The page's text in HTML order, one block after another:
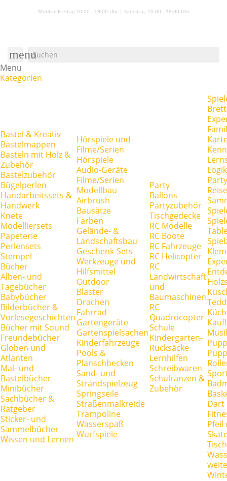
Montag-Freitag 10:00 - 19:00 Uhr | Samstag: 10:00 - 18:00 Uhr
menu
Menu
Kategorien
Bastel & Kreativ
Bastelmappen
Basteln mit Holz &
Zubehör
Bastelzubehör
Bügelperlen
Handarbeitssets &
Handwerk
Knete
Modelliersets
Papeterie
Perlensets
Stempel
Bücher
Alben- und
Tagebücher
Babybücher
Bilderbücher &
Vorlesegeschichten
Bücher mit Sound
Freundebücher
Globen und
Atlanten
Mal- und
Bastelbücher
Minibücher
Sachbücher &
Ratgeber
Sticker- und
Sammelbücher
Wissen und Lernen
Hörspiele und
Filme/Serien
Hörspiele
Audio-Geräte
Filme/Serien
Modellbau
Airbrush
Bausätze
Farben
Gelände- &
Landschaftsbau
Geschenk-Sets
Werkzeuge und
Hilfsmittel
Outdoor
Blaster
Drachen
Fahrrad
Gartengeräte
Gartenspielsachen
Kinderfahrzeuge
Pools &
Planschbecken
Sand- und
Strandspielzeug
Springseile
Straßenmalkreide
Trampoline
Wasserspaß
Wurfspiele
Party
Ballons
Partyzubehör
Tischgedecke
RC Modelle
RC Boote
RC Fahrzeuge
RC Helicopter
RC
Landwirtschaft
und
Baumaschinen
RC
Quadrocopter
Schule
Kindergarten-
Rucksäcke
Lernhilfen
Schreibwaren
Schulranzen &
Zubehör
Dart
Pfeil